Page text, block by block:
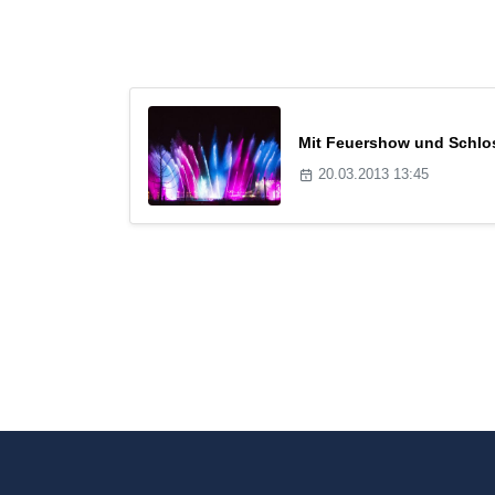
Mit Feuershow und
20.03.2013 13:45